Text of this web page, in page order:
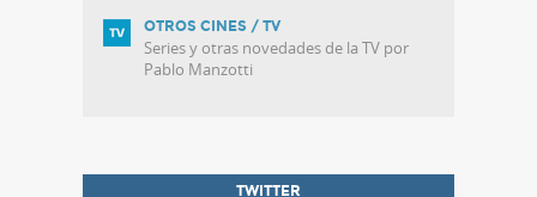
OTROS CINES / TV
Series y otras novedades de la TV por
Pablo Manzotti
TWITTER